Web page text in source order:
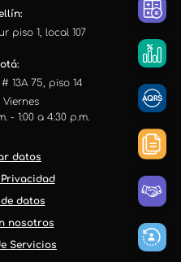
piso 1, local 107
13A 75, piso 14
- 1:00 a 4:30 p.m.
datos
datos
nosotros
Servicios